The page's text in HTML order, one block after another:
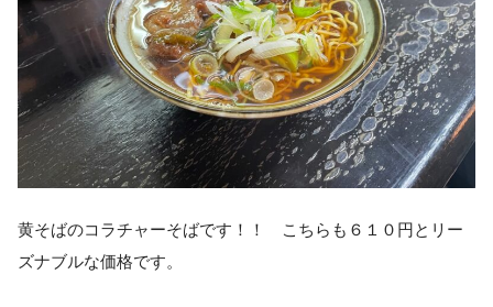
黄そばのコラチャーそばです！！ こちらも６１０円とリー
ズナブルな価格です。